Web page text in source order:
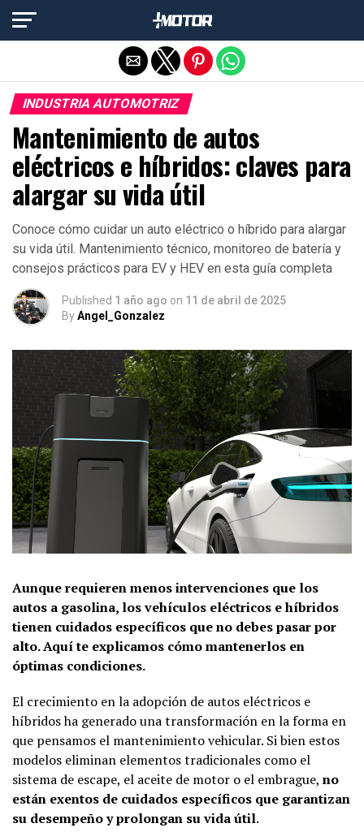
INDUSTRIA AUTOMOTRIZ
Mantenimiento de autos
eléctricos e híbridos: claves para
alargar su vida útil
Conoce cómo cuidar un auto eléctrico o híbrido para alargar
su vida útil. Mantenimiento técnico, monitoreo de batería y
consejos prácticos para EV y HEV en esta guía completa
Published 1 año ago on 11 de abril de 2025
ByAngel_Gonzalez
Aunque requieren menos intervenciones que los
autos a gasolina, los vehículos eléctricos e híbridos
tienen cuidados específicos que no debes pasar por
alto. Aquí te explicamos cómo mantenerlos en
óptimas condiciones.
El crecimiento en la adopción de autos eléctricos e
híbridos ha generado una transformación en la forma en
que pensamos el mantenimiento vehicular. Si bien estos
modelos eliminan elementos tradicionales como el
sistema de escape, el aceite de motor o el embrague, no
están exentos de cuidados específicos que garantizan
su desempeño y prolongan su vida útil.
Salir de la versión móvil